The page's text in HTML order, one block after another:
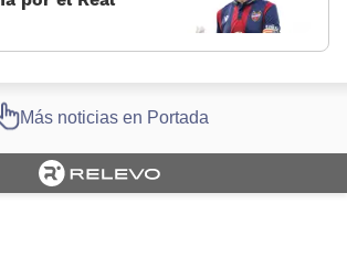
Más noticias en Portada